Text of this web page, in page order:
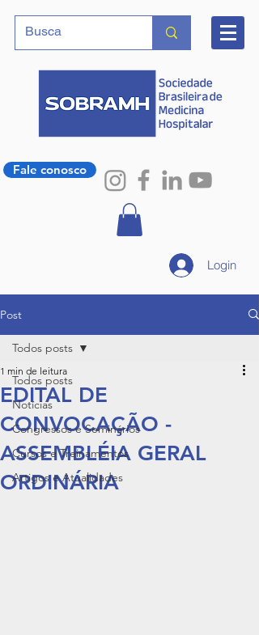
Fale conosco
Login
Post
Todos posts
Notícias
Congressos e Seminários
Cursos e Treinamentos
Artigos e Atualidades
Todos posts
EDITAL DE
CONVOCAÇÃO -
ASSEMBLÉIA GERAL
ORDINÁRIA​
1 min de leitura